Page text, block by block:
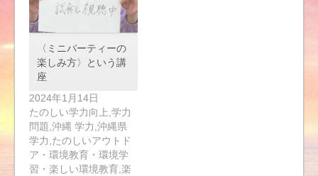
〈ミニパーティーの
楽しみ方〉という講
座
2024年1月14日
たのしい学力向上,学力
問題,沖縄 学力,沖縄県
学力,たのしいアウトド
ア・環境教育・環境学
習・楽しい環境教育,楽